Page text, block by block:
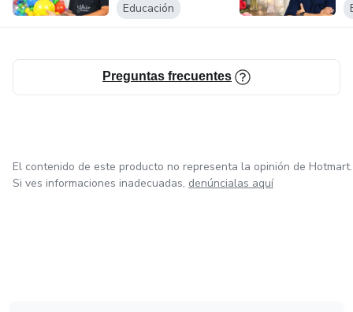
Educación
Preguntas frecuentes
El contenido de este producto no representa la opinión de Hotmart.
Si ves informaciones inadecuadas, denúncialas aquí